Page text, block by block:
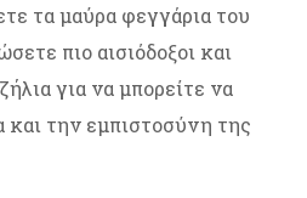
τα μαύρα φεγγάρια του
πιο αισιόδοξοι και
για να μπορείτε να
και την εμπιστοσύνη της